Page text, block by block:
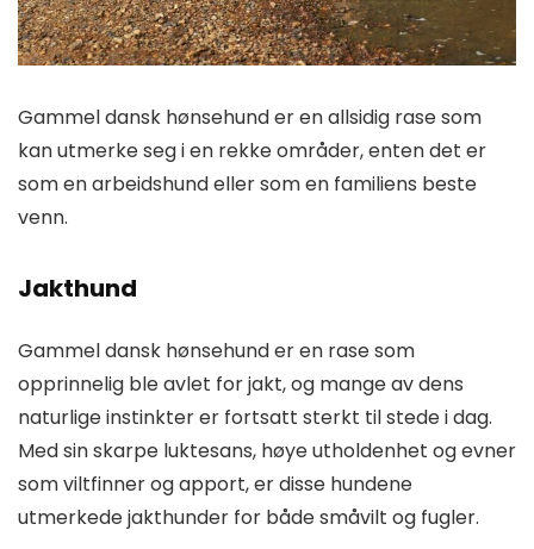
Gammel dansk hønsehund er en allsidig rase som
kan utmerke seg i en rekke områder, enten det er
som en arbeidshund eller som en familiens beste
venn.
Jakthund
Gammel dansk hønsehund er en rase som
opprinnelig ble avlet for jakt, og mange av dens
naturlige instinkter er fortsatt sterkt til stede i dag.
Med sin skarpe luktesans, høye utholdenhet og evner
som viltfinner og apport, er disse hundene
utmerkede jakthunder for både småvilt og fugler.